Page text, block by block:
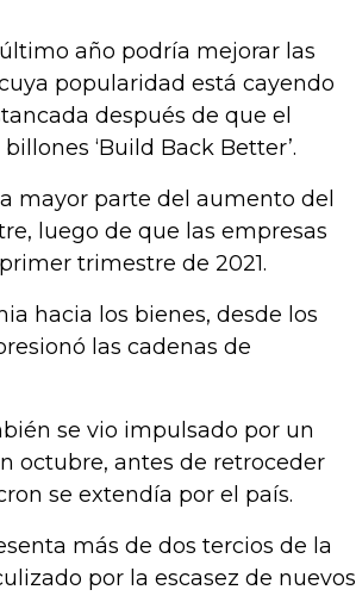
año podría mejorar las
popularidad está cayendo
después de que el
‘Build Back Better’.
mayor parte del aumento del
luego de que las empresas
trimestre de 2021.
hacia los bienes, desde los
las cadenas de
se vio impulsado por un
octubre, antes de retroceder
se extendía por el país.
más de dos tercios de la
por la escasez de nuevos